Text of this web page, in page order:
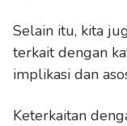
Selain itu, kita
terkait dengan
implikasi dan
Keterkaitan